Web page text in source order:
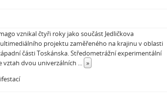
vznikal čtyři roky jako součást Jedličkova
projektu zaměřeného na krajinu v oblasti
části Toskánska. Středometrážní experimentální
vztah dvou univerzálních ... »